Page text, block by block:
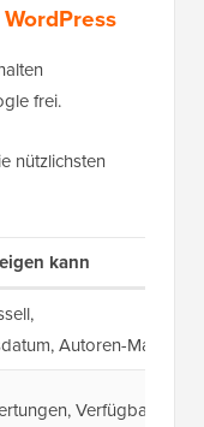
frei.
nützlichsten
kann
Autoren-Markup
Verfügbarkeit